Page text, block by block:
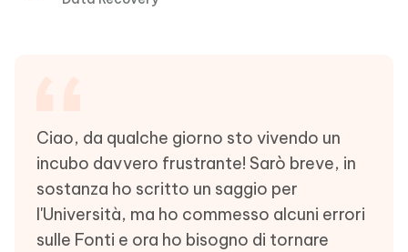
Ciao, da qualche giorno sto vivendo un
incubo davvero frustrante! Sarò breve, in
sostanza ho scritto un saggio per
l'Università, ma ho commesso alcuni errori
sulle Fonti e ora ho bisogno di tornare